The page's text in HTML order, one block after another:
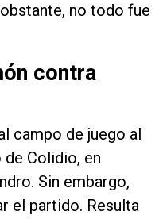
no todo fue
contra
campo de juego al
de Colidio, en
Sin embargo,
el partido. Resulta